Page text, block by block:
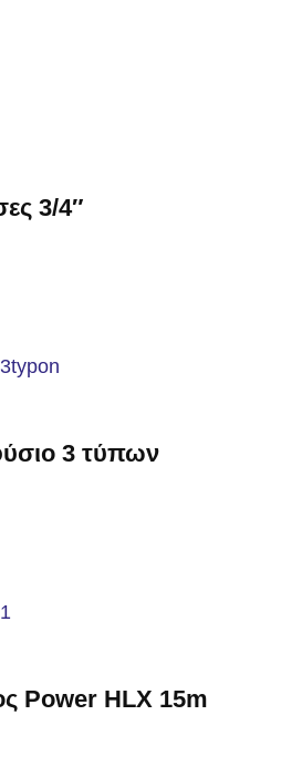
3/4″
3 τύπων
Power HLX 15m